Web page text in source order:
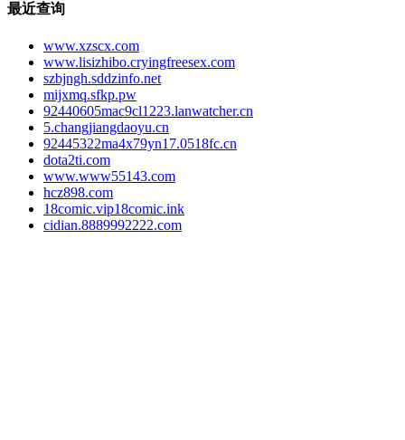
最近查询
www.xzscx.com
www.lisizhibo.cryingfreesex.com
szbjngh.sddzinfo.net
mijxmq.sfkp.pw
92440605mac9cl1223.lanwatcher.cn
5.changjiangdaoyu.cn
92445322ma4x79yn17.0518fc.cn
dota2ti.com
www.www55143.com
hcz898.com
18comic.vip18comic.ink
cidian.8889992222.com